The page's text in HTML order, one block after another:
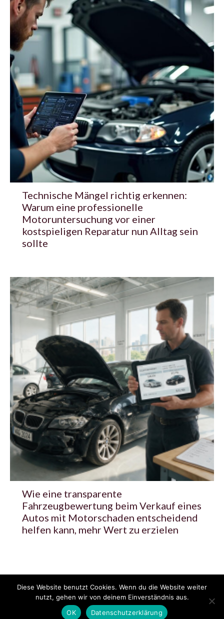
Technische Mängel richtig erkennen:
Warum eine professionelle
Motoruntersuchung vor einer
kostspieligen Reparatur nun Alltag sein
sollte
Wie eine transparente
Fahrzeugbewertung beim Verkauf eines
Autos mit Motorschaden entscheidend
helfen kann, mehr Wert zu erzielen
© 2020 - 2025 Copyright - KFZzeitung.com
Datenschutzerklärung FAQ Kontakt Impressum
Diese Website benutzt Cookies. Wenn du die Website weiter
nutzt, gehen wir von deinem Einverständnis aus.
OK
Datenschutzerklärung